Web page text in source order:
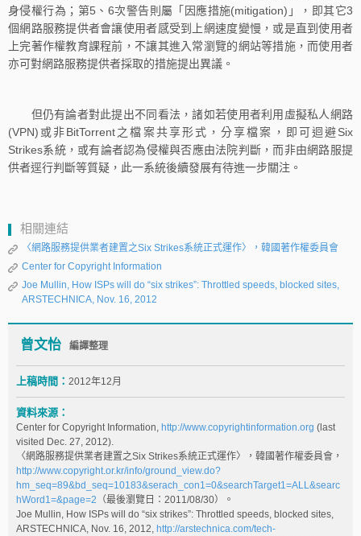
身侵權行為；第5、6次警告則屬「因應措施(mitigation)」，即其它3
個網路服務提供者會讓使用者感受到上網速度變慢，或是直到使用者
上完著作權教育課程前，不讓其進入常瀏覽的網站等措施，而使用者
亦可對網路服務提供者採取的措施提出異議。
但仍有論者對此提出不同看法，諸如若使用者利用虛擬私人網路
(VPN)或非BitTorrent之檔案共享形式，分享檔案，即可迴避Six
Strikes系統，或有論者認為侵權與否應由法院判斷，而非由網路服提
供者逕行判斷等質疑，此一系統後續發展有待進一步關注。
相關連結
〈網路服務提供業者建置之Six Strikes系統正式運作〉，韓國著作權委員會
Center for Copyright Information
Joe Mullin, How ISPs will do “six strikes”: Throttled speeds, blocked sites,
ARSTECHNICA, Nov. 16, 2012
曾文怡 編譯整理
上稿時間： 2012年12月
資料來源：
Center for Copyright Information, http://www.copyrightinformation.org (last
visited Dec. 27, 2012).
〈網路服務提供業者建置之Six Strikes系統正式運作〉，韓國著作權委員會，
http://www.copyright.or.kr/info/ground_view.do?
hm_seq=89&bd_seq=10183&serach_con1=0&searchTarget1=ALL&searc
hWord1=&page=2 （最後瀏覽日：2011/08/30）。
Joe Mullin, How ISPs will do “six strikes”: Throttled speeds, blocked sites,
ARSTECHNICA, Nov. 16, 2012, http://arstechnica.com/tech-